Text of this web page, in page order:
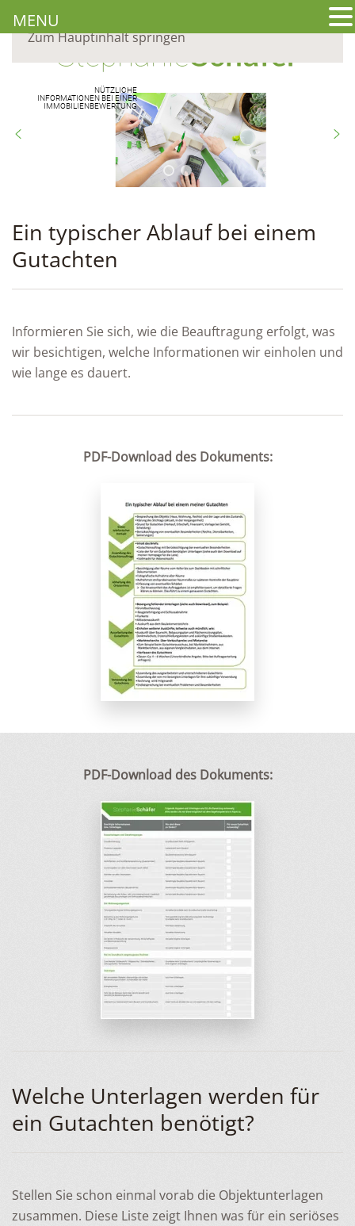
Zum Hauptinhalt springen
NÜTZLICHE
INFORMATIONEN BEI EINER
IMMOBILIENBEWERTUNG
Ein typischer Ablauf bei einem
Gutachten
Informieren Sie sich, wie die Beauftragung erfolgt, was
wir besichtigen, welche Informationen wir einholen und
wie lange es dauert.
PDF-Download des Dokuments:
PDF-Download des Dokuments:
Welche Unterlagen werden für
ein Gutachten benötigt?
Stellen Sie schon einmal vorab die Objektunterlagen
zusammen. Diese Liste zeigt Ihnen was für ein seriöses
MENU